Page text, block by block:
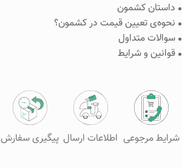
داستان کشمون
نحوه‌ی تعیین قیمت در کشمون؟
سوالات متداول
قوانین و شرایط
شرایط مرجوعی اطلاعات ارسال پیگیری سفارش